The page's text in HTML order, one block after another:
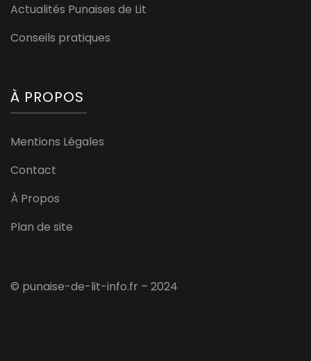
Actualités Punaises de Lit
Conseils pratiques
À PROPOS
Mentions Légales
Contact
À Propos
Plan de site
© punaise-de-lit-info.fr – 2024